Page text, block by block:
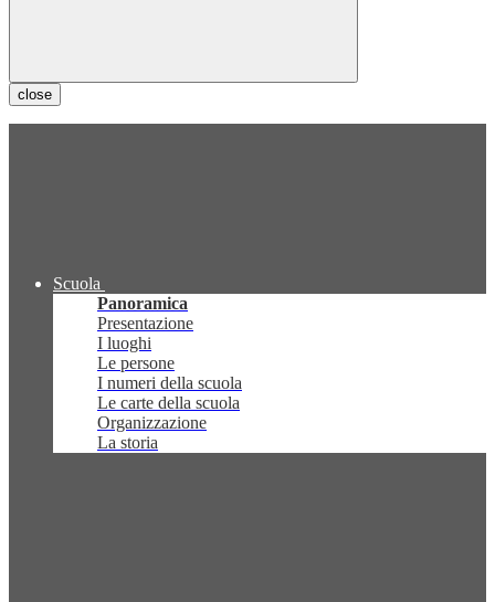
close
Scuola
Panoramica
Presentazione
I luoghi
Le persone
I numeri della scuola
Le carte della scuola
Organizzazione
La storia